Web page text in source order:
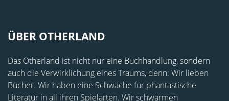
ÜBER OTHERLAND
Das Otherland ist nicht nur eine Buchhandlung, sondern
auch die Verwirklichung eines Traums, denn: Wir lieben
Bücher. Wir haben eine Schwäche für phantastische
Literatur in all ihren Spielarten. Wir schwärmen